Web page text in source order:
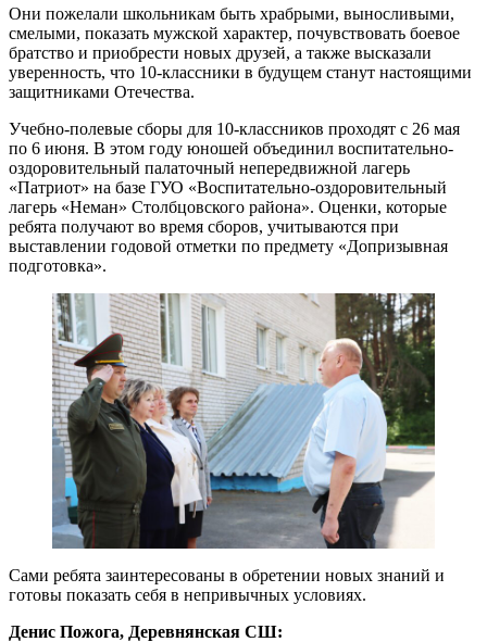
Они пожелали школьникам быть храбрыми, выносливыми,
смелыми, показать мужской характер, почувствовать боевое
братство и приобрести новых друзей, а также высказали
уверенность, что 10-классники в будущем станут настоящими
защитниками Отечества.
Учебно-полевые сборы для 10-классников проходят с 26 мая
по 6 июня. В этом году юношей объединил воспитательно-
оздоровительный палаточный непередвижной лагерь
«Патриот» на базе ГУО «Воспитательно-оздоровительный
лагерь «Неман» Столбцовского района». Оценки, которые
ребята получают во время сборов, учитываются при
выставлении годовой отметки по предмету «Допризывная
подготовка».
Сами ребята заинтересованы в обретении новых знаний и
готовы показать себя в непривычных условиях.
Денис Пожога, Деревнянская СШ: